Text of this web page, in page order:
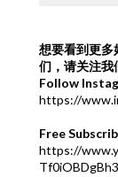
想要看到更多
们，请关注我
Follow
https://
Free
https://